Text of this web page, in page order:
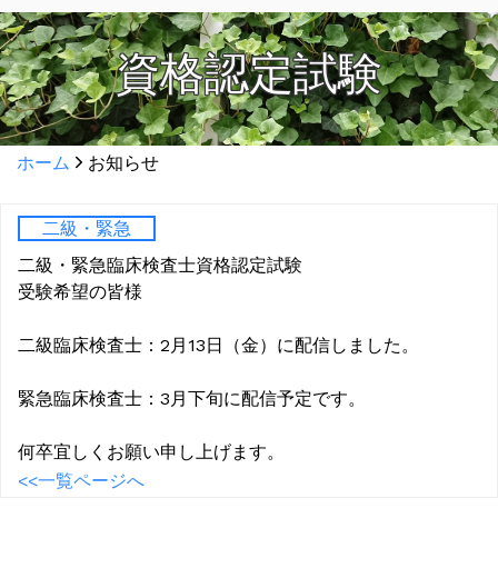
資格認定試験
ホーム お知らせ
二級・緊急
二級・緊急臨床検査士資格認定試験
受験希望の皆様
二級臨床検査士：2月13日（金）に配信しました。
緊急臨床検査士：3月下旬に配信予定です。
何卒宜しくお願い申し上げます。
<<一覧ページへ